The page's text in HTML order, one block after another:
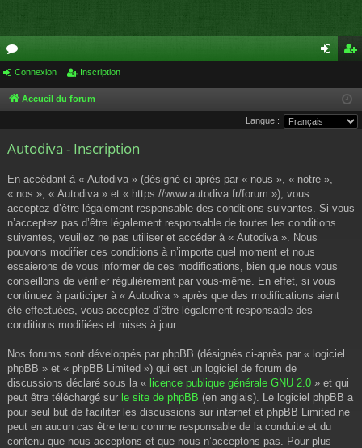
or
u
s
cri
pti
Connexion Inscription
Accueil du forum
Langue :
Autodiva - Inscription
En accédant à « Autodiva » (désigné ci-après par « nous », « notre »,
« nos », « Autodiva » et « https://www.autodiva.fr/forum »), vous
acceptez d’être légalement responsable des conditions suivantes. Si vous
n’acceptez pas d’être légalement responsable de toutes les conditions
suivantes, veuillez ne pas utiliser et accéder à « Autodiva ». Nous
pouvons modifier ces conditions à n’importe quel moment et nous
essaierons de vous informer de ces modifications, bien que nous vous
conseillons de vérifier régulièrement par vous-même. En effet, si vous
continuez à participer à « Autodiva » après que des modifications aient
été effectuées, vous acceptez d’être légalement responsable des
conditions modifiées et mises à jour.
Nos forums sont développés par phpBB (désignés ci-après par « logiciel
phpBB » et « phpBB Limited ») qui est un logiciel de forum de
discussions déclaré sous la « licence publique générale GNU 2.0 » et qui
peut être téléchargé sur le site de phpBB (en anglais). Le logiciel phpBB a
pour seul but de faciliter les discussions sur internet et phpBB Limited ne
peut en aucun cas être tenu comme responsable de la conduite et du
contenu que nous acceptons et que nous n’acceptons pas. Pour plus